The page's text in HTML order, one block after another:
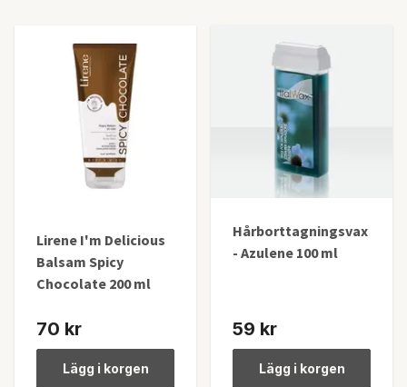
Lirene I'm Delicious
Balsam Spicy
Chocolate 200 ml
70 kr
Lägg i korgen
Hårborttagningsvax
- Azulene 100 ml
59 kr
Lägg i korgen